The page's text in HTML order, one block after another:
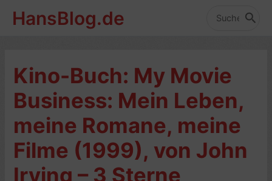
InhaltHansBlog.de
Search
Kino-Buch: My Movie
Business: Mein Leben,
meine Romane, meine
Filme (1999), von John
Irving – 3 Sterne